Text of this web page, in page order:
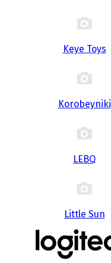
Keye Toys
Korobeyniki
LEBQ
Little Sun